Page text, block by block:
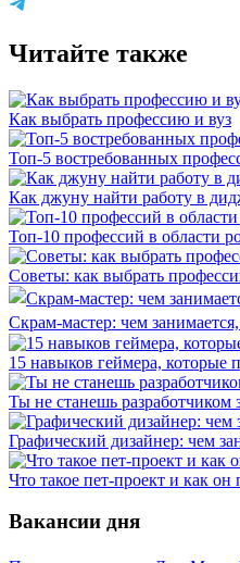
Читайте также
Как выбрать профессию и вуз
Топ-5 востребованных
Как джуну найти работу в
Топ-10 профессий в области
Советы: как выбрать
Скрам-мастер: чем
15 навыков геймера, которые
Ты не станешь разработчиком
Графический дизайнер: чем
Что такое пет-проект и как
Вакансии дня